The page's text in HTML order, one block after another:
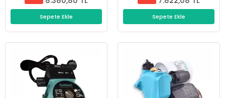
Sepete Ekle Sepete Ekle